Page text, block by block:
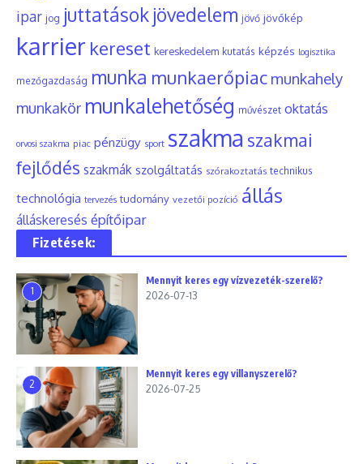
ipar jog juttatások jövedelem jövő jövőkép
karrier kereset kereskedelem kutatás képzés logisztika
mezőgazdaság munka munkaerőpiac munkahely
munkakör munkalehetőség művészet oktatás
orvosi szakma piac pénzügy sport szakma szakmai
fejlődés szakmák szolgáltatás szórakoztatás technikus
technológia tervezés tudomány vezetői pozíció állás
álláskeresés építőipar
Fizetések:
1
Mennyit keres egy vízvezeték-szerelő?
2026-07-13
2
Mennyit keres egy villanyszerelő?
2026-07-25